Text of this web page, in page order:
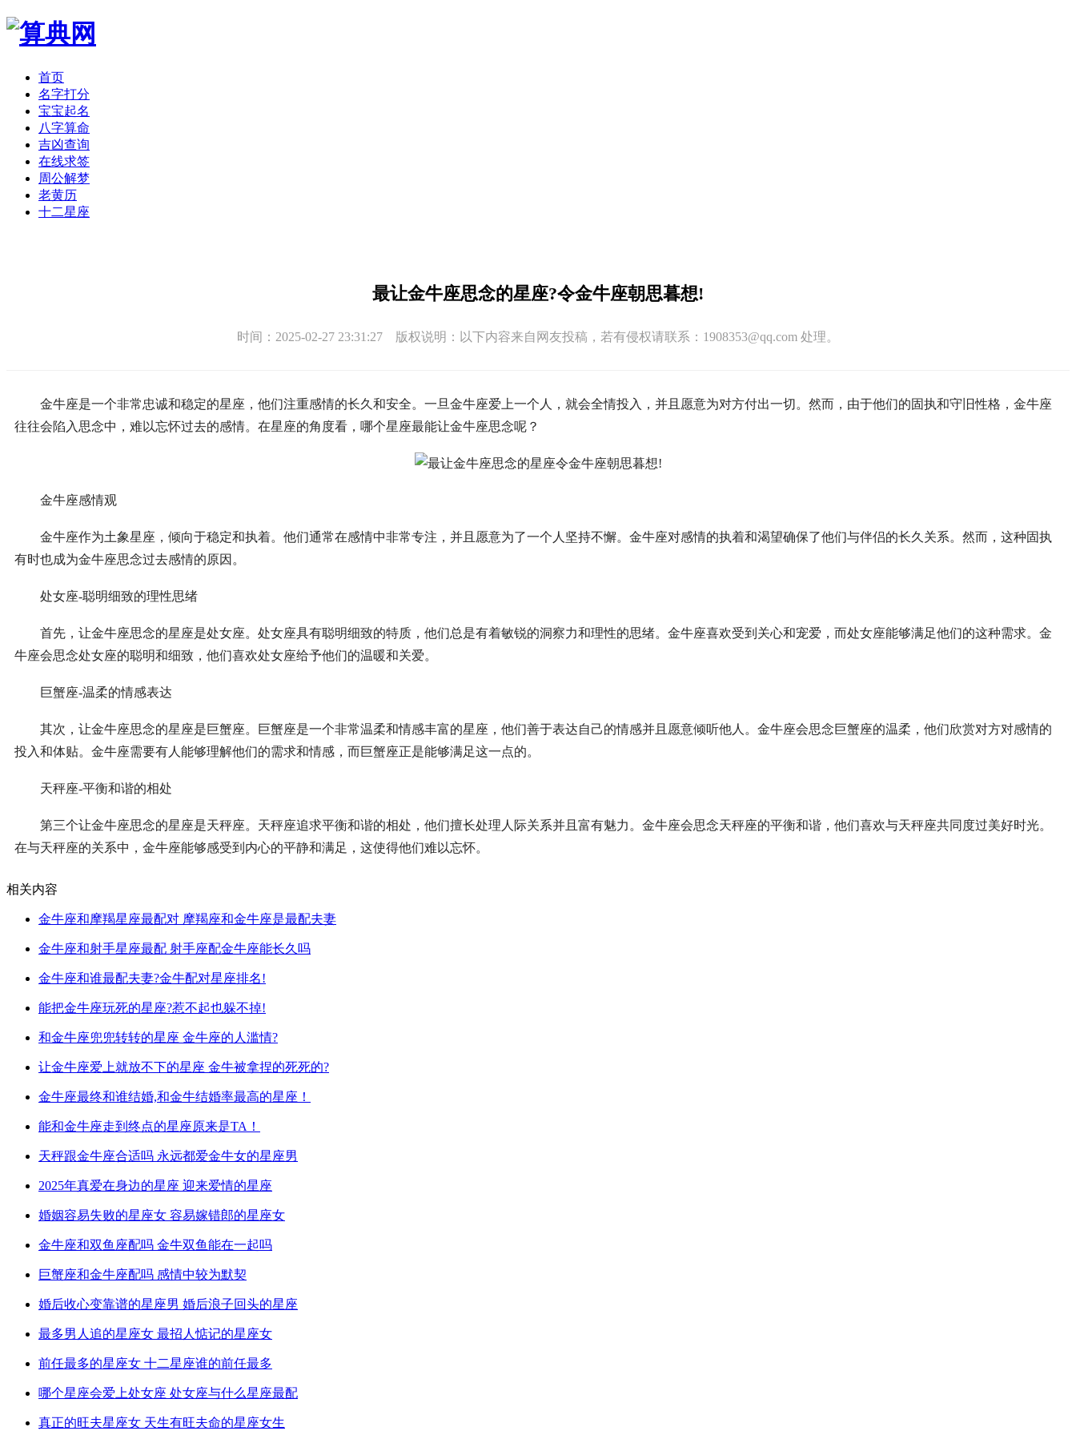
首页
名字打分
宝宝起名
八字算命
吉凶查询
在线求签
周公解梦
老黄历
十二星座
最让金牛座思念的星座?令金牛座朝思暮想!
时间：2025-02-27 23:31:27 版权说明：以下内容来自网友投稿，若有侵权请联系：1908353@qq.com 处理。
金牛座是一个非常忠诚和稳定的星座，他们注重感情的长久和安全。一旦金牛座爱上一个人，就会全情投入，并且愿意为对方付出一切。然而，由于他们的固执和守旧性格，金牛座
往往会陷入思念中，难以忘怀过去的感情。在星座的角度看，哪个星座最能让金牛座思念呢？
金牛座感情观
金牛座作为土象星座，倾向于稳定和执着。他们通常在感情中非常专注，并且愿意为了一个人坚持不懈。金牛座对感情的执着和渴望确保了他们与伴侣的长久关系。然而，这种固执
有时也成为金牛座思念过去感情的原因。
处女座-聪明细致的理性思绪
首先，让金牛座思念的星座是处女座。处女座具有聪明细致的特质，他们总是有着敏锐的洞察力和理性的思绪。金牛座喜欢受到关心和宠爱，而处女座能够满足他们的这种需求。金
牛座会思念处女座的聪明和细致，他们喜欢处女座给予他们的温暖和关爱。
巨蟹座-温柔的情感表达
其次，让金牛座思念的星座是巨蟹座。巨蟹座是一个非常温柔和情感丰富的星座，他们善于表达自己的情感并且愿意倾听他人。金牛座会思念巨蟹座的温柔，他们欣赏对方对感情的
投入和体贴。金牛座需要有人能够理解他们的需求和情感，而巨蟹座正是能够满足这一点的。
天秤座-平衡和谐的相处
第三个让金牛座思念的星座是天秤座。天秤座追求平衡和谐的相处，他们擅长处理人际关系并且富有魅力。金牛座会思念天秤座的平衡和谐，他们喜欢与天秤座共同度过美好时光。
在与天秤座的关系中，金牛座能够感受到内心的平静和满足，这使得他们难以忘怀。
相关内容
金牛座和摩羯星座最配对 摩羯座和金牛座是最配夫妻
金牛座和射手星座最配 射手座配金牛座能长久吗
金牛座和谁最配夫妻?金牛配对星座排名!
能把金牛座玩死的星座?惹不起也躲不掉!
和金牛座兜兜转转的星座 金牛座的人滥情?
让金牛座爱上就放不下的星座 金牛被拿捏的死死的?
金牛座最终和谁结婚,和金牛结婚率最高的星座！
能和金牛座走到终点的星座原来是TA！
天秤跟金牛座合适吗 永远都爱金牛女的星座男
2025年真爱在身边的星座 迎来爱情的星座
婚姻容易失败的星座女 容易嫁错郎的星座女
金牛座和双鱼座配吗 金牛双鱼能在一起吗
巨蟹座和金牛座配吗 感情中较为默契
婚后收心变靠谱的星座男 婚后浪子回头的星座
最多男人追的星座女 最招人惦记的星座女
前任最多的星座女 十二星座谁的前任最多
哪个星座会爱上处女座 处女座与什么星座最配
真正的旺夫星座女 天生有旺夫命的星座女生